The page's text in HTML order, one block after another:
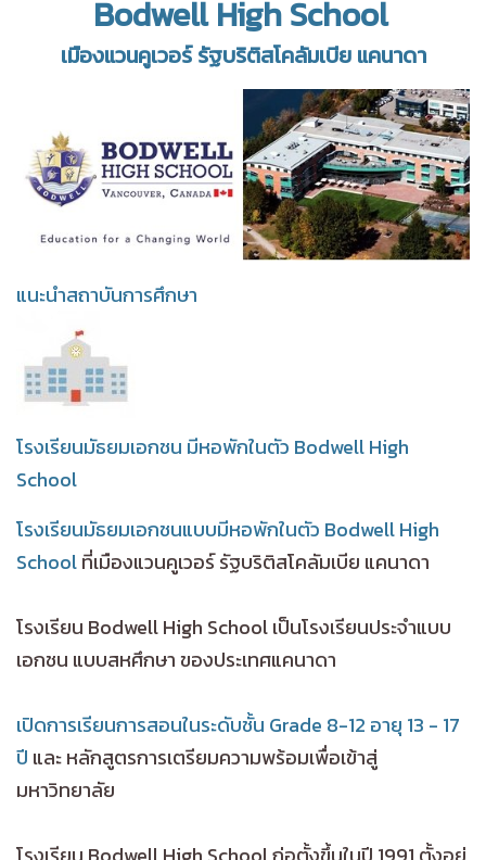
Bodwell High School
เมืองแวนคูเวอร์ รัฐบริติสโคลัมเบีย แคนาดา
แนะนำสถาบันการศึกษา
โรงเรียนมัธยมเอกชน มีหอพักในตัว Bodwell High
School
โรงเรียนมัธยมเอกชนแบบมีหอพักในตัว Bodwell High
Schoolที่เมืองแวนคูเวอร์ รัฐบริติสโคลัมเบีย แคนาดา
โรงเรียน Bodwell High School เป็นโรงเรียนประจำแบบ
เอกชน แบบสหศึกษา ของประเทศแคนาดา
เปิดการเรียนการสอนในระดับชั้น Grade 8-12 อายุ 13 - 17
ปี และ หลักสูตรการเตรียมความพร้อมเพื่อเข้าสู่
มหาวิทยาลัย